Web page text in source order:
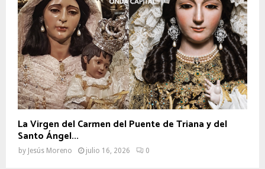
La Virgen del Carmen del Puente de Triana y del
Santo Ángel...
by Jesús Moreno julio 16, 2026 0